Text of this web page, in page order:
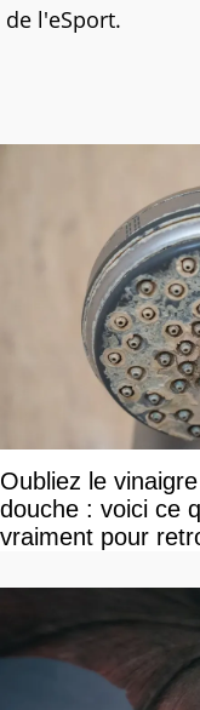
de l'eSport.
Oubliez le
douche : voici ce
vraiment pour